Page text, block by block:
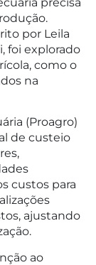
por Leila
foi explorado
como o
na
(Proagro)
de custeio
custos para
ajustando
ao